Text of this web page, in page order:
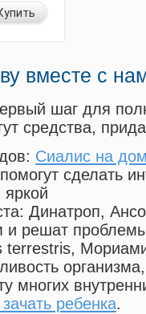
вместе с
шаг для
средства,
Сиалис на
сделать
: Динатроп,
и решат
terrestris,
многих
ребенка.